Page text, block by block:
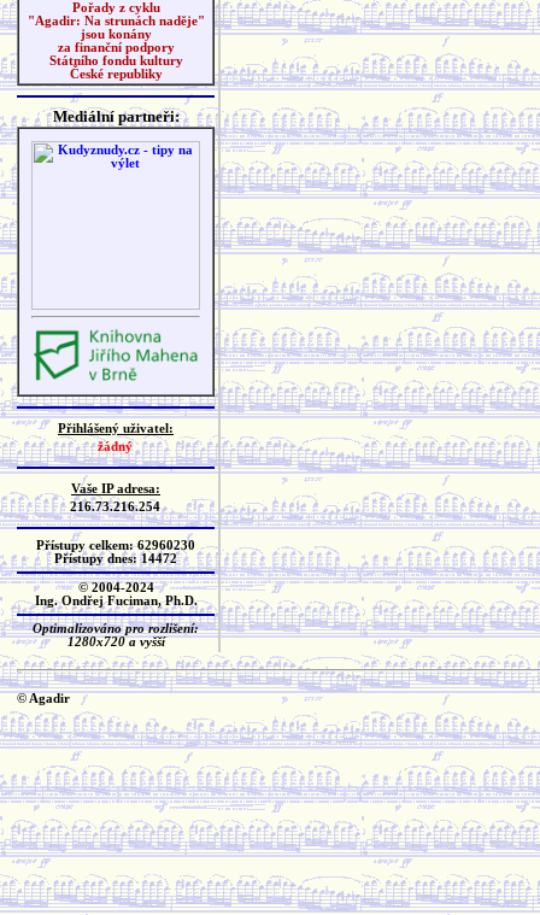
Pořady z cyklu
"Agadir: Na strunách naděje"
jsou konány
za finanční podpory
Státního fondu kultury
České republiky
Mediální partneři:
Přihlášený uživatel:
žádný
Vaše IP adresa:
216.73.216.254
Přístupy celkem: 62960230
Přístupy dnes: 14472
© 2004-2024
Ing. Ondřej Fuciman, Ph.D.
Optimalizováno pro rozlišení:
1280x720 a vyšší
© Agadir